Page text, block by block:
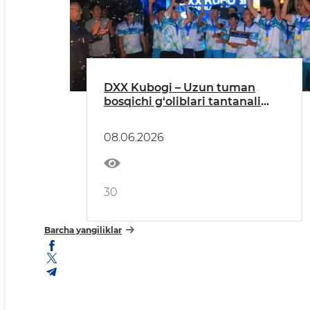
DXX Kubogi – Uzun tuman
bosqichi g‘oliblari tantanali
08.06.2026
30
Barcha yangiliklar